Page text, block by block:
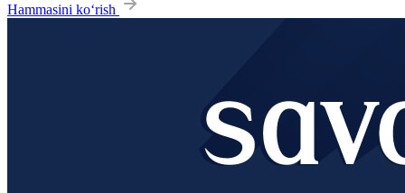
Hammasini ko‘rish